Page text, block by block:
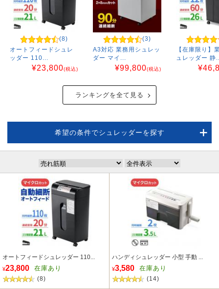
(8)
オートフィードシュレ
ッダー 110...
¥23,800(税込)
(3)
A3対応 業務用シュレッ
ダー マイ...
¥99,800(税込)
【在庫限り】
ュレッダー 静
¥
ランキングを全て見る
希望の条件でシュレッダーを探す
オートフィードシュレッダー 110...
¥23,800 在庫あり
(8)
ハンディシュレッダー 小型 手動 ...
¥3,580 在庫あり
(14)